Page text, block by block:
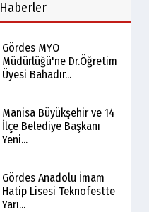
Haberler
Gördes MYO
Müdürlüğü'ne Dr.Öğretim
Üyesi Bahadır...
Manisa Büyükşehir ve 14
İlçe Belediye Başkanı
Yeni...
Gördes Anadolu İmam
Hatip Lisesi Teknofestte
Yarı...